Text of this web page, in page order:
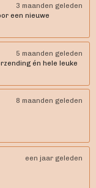
3 maanden geleden
een nieuwe
5 maanden geleden
én hele leuke
8 maanden geleden
een jaar geleden